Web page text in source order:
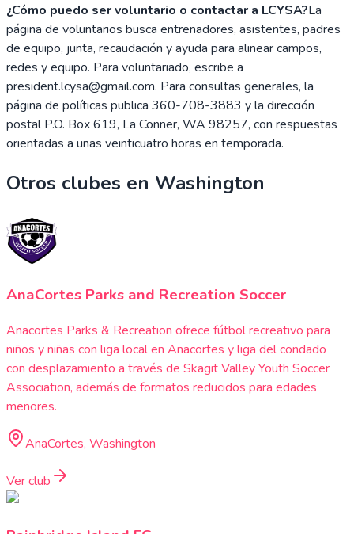
¿Cómo puedo ser voluntario o contactar a LCYSA?La
página de voluntarios busca entrenadores, asistentes, padres
de equipo, junta, recaudación y ayuda para alinear campos,
redes y equipo. Para voluntariado, escribe a
president.lcysa@gmail.com. Para consultas generales, la
página de políticas publica 360-708-3883 y la dirección
postal P.O. Box 619, La Conner, WA 98257, con respuestas
orientadas a unas veinticuatro horas en temporada.
Otros clubes en Washington
AnaCortes Parks and Recreation Soccer
Anacortes Parks & Recreation ofrece fútbol recreativo para
niños y niñas con liga local en Anacortes y liga del condado
con desplazamiento a través de Skagit Valley Youth Soccer
Association, además de formatos reducidos para edades
menores.
AnaCortes, Washington
Ver club